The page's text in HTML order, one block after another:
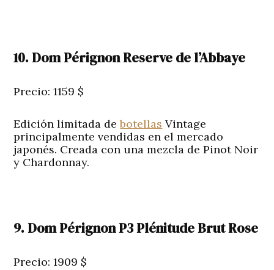
10. Dom Pérignon Reserve de l’Abbaye
Precio: 1159 $
Edición limitada debotellas Vintage
principalmente vendidas en el mercado
japonés. Creada con una mezcla de Pinot Noir
y Chardonnay.
9. Dom Pérignon P3 Plénitude Brut Rose
Precio: 1909 $